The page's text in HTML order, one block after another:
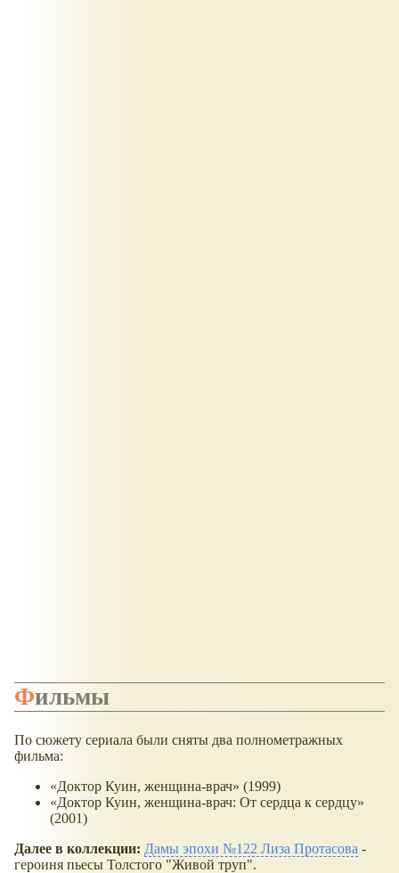
Фильмы
По сюжету сериала были сняты два полнометражных
фильма:
«Доктор Куин, женщина-врач» (1999)
«Доктор Куин, женщина-врач: От сердца к сердцу»
(2001)
Далее в коллекции: Дамы эпохи №122 Лиза Протасова -
героиня пьесы Толстого "Живой труп".